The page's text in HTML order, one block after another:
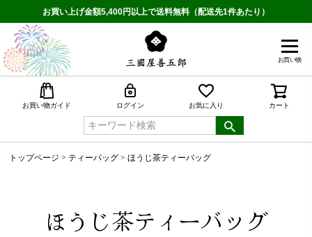
お買い上げ金額5,400円以上で送料無料（配送先1件あたり）
お買い物
お買い物ガイド ログイン お気に入り カート
トップページ ティーバッグ ほうじ茶ティーバッグ
ほうじ茶ティーバッグ